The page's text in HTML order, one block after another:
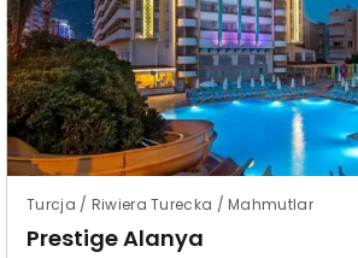
Turcja / Riwiera Turecka / Mahmutlar
Prestige Alanya